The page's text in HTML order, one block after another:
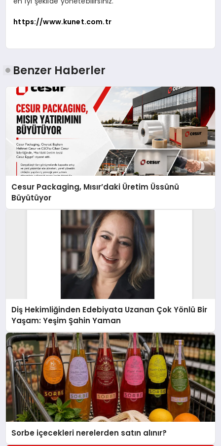
https://www.kunet.com.tr
Benzer Haberler
Cesur Packaging, Mısır’daki Üretim Üssünü
Büyütüyor
Diş Hekimliğinden Edebiyata Uzanan Çok Yönlü Bir
Yaşam: Yeşim Şahin Yaman
Sorbe içecekleri nerelerden satın alınır?